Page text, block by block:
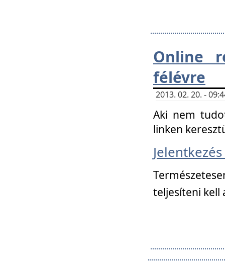
Online
félévre
2013. 02. 20. -
Aki nem
linken
Jelentkezés
teljesíteni kell